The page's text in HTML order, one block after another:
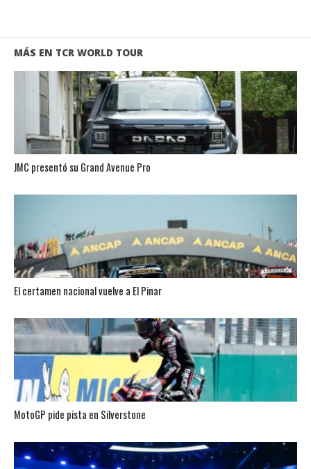
MÁS EN TCR WORLD TOUR
JMC presentó su Grand Avenue Pro
El certamen nacional vuelve a El Pinar
MotoGP pide pista en Silverstone